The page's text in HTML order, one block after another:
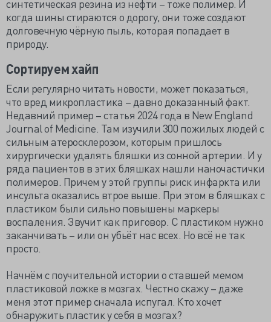
синтетическая резина из нефти – тоже полимер. И
когда шины стираются о дорогу, они тоже создают
долговечную чёрную пыль, которая попадает в
природу.
Сортируем хайп
Если регулярно читать новости, может показаться,
что вред микропластика – давно доказанный факт.
Недавний пример – статья 2024 года в New England
Journal of Medicine. Там изучили 300 пожилых людей с
сильным атеросклерозом, которым пришлось
хирургически удалять бляшки из сонной артерии. И у
ряда пациентов в этих бляшках нашли наночастички
полимеров. Причем у этой группы риск инфаркта или
инсульта оказались втрое выше. При этом в бляшках с
пластиком были сильно повышены маркеры
воспаления. Звучит как приговор. С пластиком нужно
заканчивать – или он убьёт нас всех. Но всё не так
просто.
Начнём с поучительной истории о ставшей мемом
пластиковой ложке в мозгах. Честно скажу – даже
меня этот пример сначала испугал. Кто хочет
обнаружить пластик у себя в мозгах?